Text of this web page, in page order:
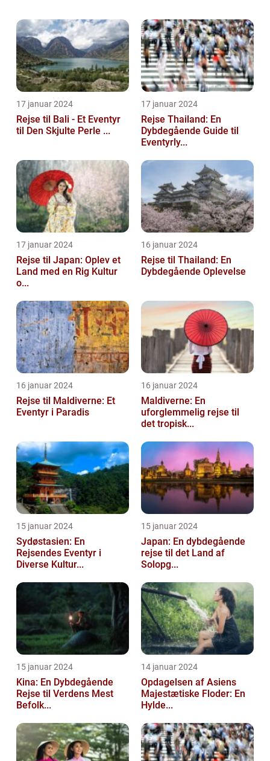
de får en unik oplevelse. I denne ar...
17 januar 2024
Rejse til Bali - Et Eventyr
til Den Skjulte Perle ...
17 januar 2024
Rejse Thailand: En
Dybdegående Guide til
Eventyrly...
17 januar 2024
Rejse til Japan: Oplev et
Land med en Rig Kultur
o...
16 januar 2024
Rejse til Thailand: En
Dybdegående Oplevelse
16 januar 2024
Rejse til Maldiverne: Et
Eventyr i Paradis
16 januar 2024
Maldiverne: En
uforglemmelig rejse til
det tropisk...
15 januar 2024
Sydøstasien: En
Rejsendes Eventyr i
Diverse Kultur...
15 januar 2024
Japan: En dybdegående
rejse til det Land af
Solopg...
15 januar 2024
Kina: En Dybdegående
Rejse til Verdens Mest
Befolk...
14 januar 2024
Opdagelsen af Asiens
Majestætiske Floder: En
Hylde...